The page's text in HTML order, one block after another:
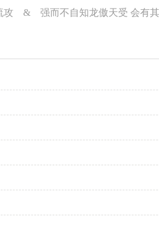
攻 & 强而不自知龙傲天受 会有